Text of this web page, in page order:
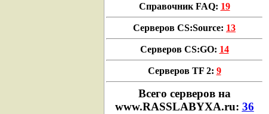
Справочник FAQ: 19
Серверов CS:Source: 13
Серверов CS:GO: 14
Серверов TF 2: 9
Всего cерверов на
www.RASSLABYXA.ru: 36